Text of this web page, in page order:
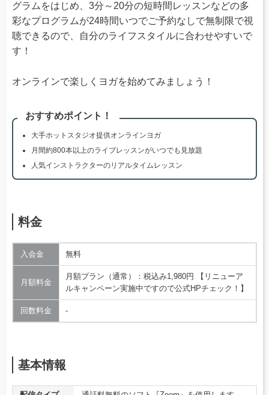
グラムをはじめ、3分～20分の短時間レッスンなどの多
彩なプログラムが24時間いつでご予約なしで無制限で視
聴できるので、自分のライフスタイルに合わせやすいで
す！
オンラインで楽しくヨガを始めてみましょう！
おすすめポイント！
大手ホットスタジオ提供オンラインヨガ
月間約800本以上のライブレッスンがいつでも見放題
人気インストラクターのリアルタイムレッスン
料金
入会金 無料
月額料金
月額プラン（通常）：税込み1,980円 【リニューア
ルキャンペーン実施中ですので公式HPチェック！】
回数料金 ‐
基本情報